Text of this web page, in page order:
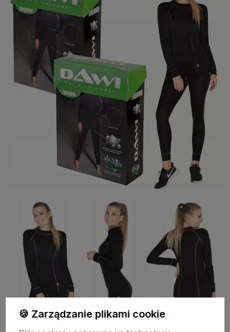
🍪 Zarządzanie plikami cookie